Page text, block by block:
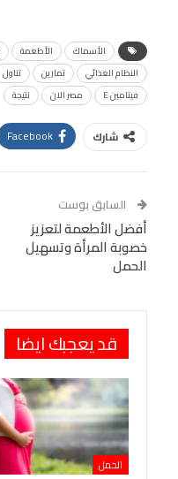
الأسماك الأطعمة
النظام الغذائي
تمارين تناول
فيتامين E
مصر الان نتيجة
شارك Facebook
Tumblr
البريد الإلكتروني
Digg
LINE
السابق بوست
أفضل الأطعمة لتعزيز
خصوبة المرأة وتسهيل
الحمل
قد يعجبك ايضا
الحمل